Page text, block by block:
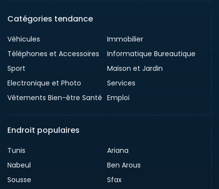
Catégories tendance
Véhicules
Immobilier
Téléphones et Accessoires
Informatique Bureautique
Sport
Maison et Jardin
Electronique et Photo
Services
Vêtements Bien-être Santé Emploi
Endroit populaires
Tunis
Ariana
Nabeul
Ben Arous
Sousse
Sfax